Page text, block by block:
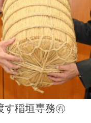
す稲垣専務㊨